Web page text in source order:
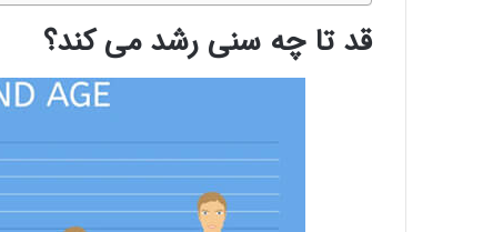
قد تا چه سنی رشد می کند؟